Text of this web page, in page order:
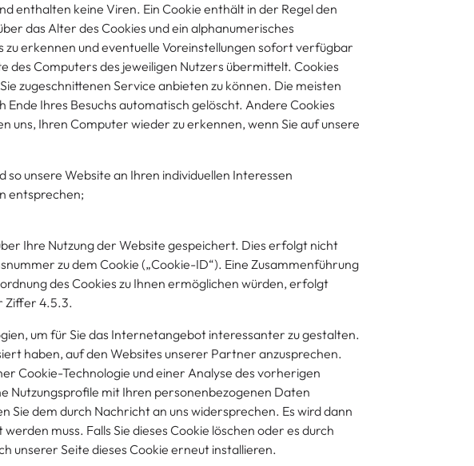
enthalten keine Viren. Ein Cookie enthält in der Regel den
das Alter des Cookies und ein alphanumerisches
erkennen und eventuelle Voreinstellungen sofort verfügbar
des Computers des jeweiligen Nutzers übermittelt. Cookies
zugeschnittenen Service anbieten zu können. Die meisten
Ihres Besuchs automatisch gelöscht. Andere Cookies
uns, Ihren Computer wieder zu erkennen, wenn Sie auf unsere
unsere Website an Ihren individuellen Interessen
entsprechen;
Ihre Nutzung der Website gespeichert. Dies erfolgt nicht
zu dem Cookie („Cookie-ID“). Eine Zusammenführung
des Cookies zu Ihnen ermöglichen würden, erfolgt
Ziffer 4.5.3.
um für Sie das Internetangebot interessanter zu gestalten.
haben, auf den Websites unserer Partner anzusprechen.
Cookie-Technologie und einer Analyse des vorherigen
Nutzungsprofile mit Ihren personenbezogenen Daten
Sie dem durch Nachricht an uns widersprechen. Es wird dann
muss. Falls Sie dieses Cookie löschen oder es durch
unserer Seite dieses Cookie erneut installieren.